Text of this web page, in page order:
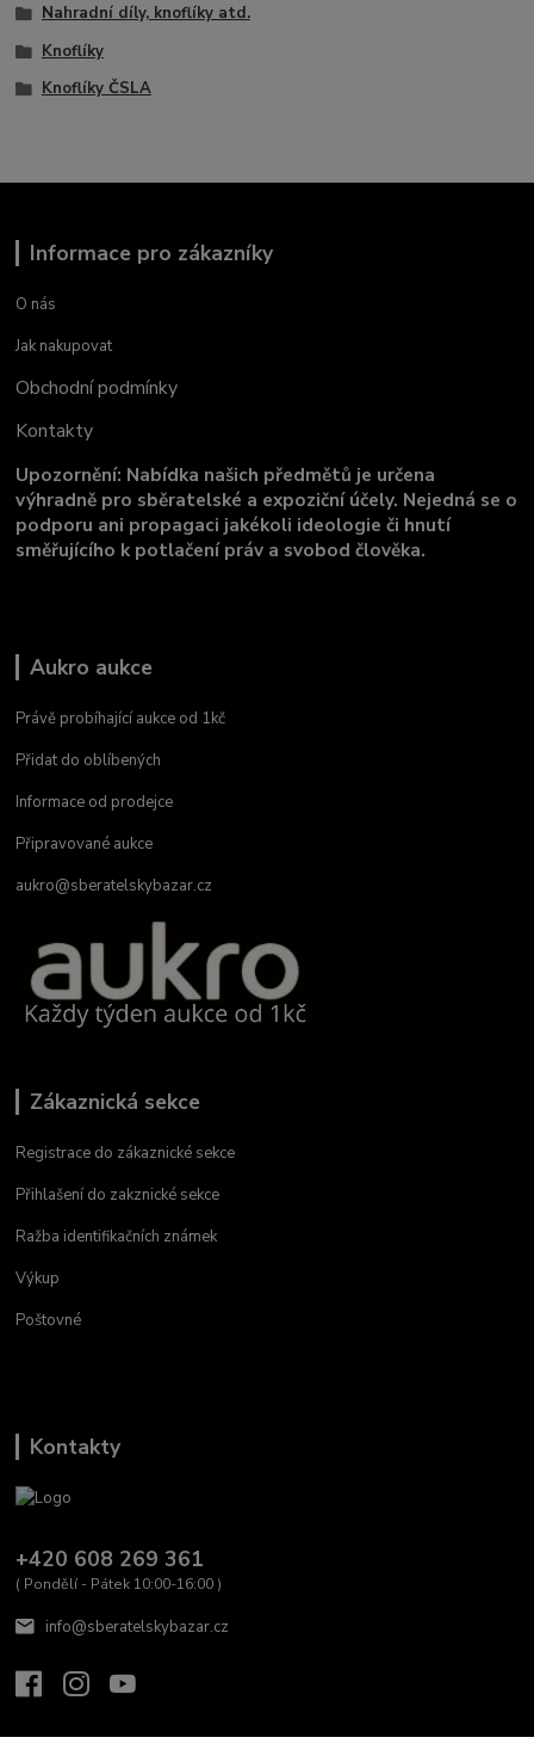
Nahradní díly, knoflíky atd.
Knoflíky
Knoflíky ČSLA
Informace pro zákazníky
O nás
Jak nakupovat
Obchodní podmínky
Kontakty
Upozornění: Nabídka našich předmětů je určena
výhradně pro sběratelské a expoziční účely. Nejedná se o
podporu ani propagaci jakékoli ideologie či hnutí
směřujícího k potlačení práv a svobod člověka.
Aukro aukce
Právě probíhající aukce od 1kč
Přidat do oblíbených
Informace od prodejce
Připravované aukce
aukro@sberatelskybazar.cz
Zákaznická sekce
Registrace do zákaznické sekce
Přihlašení do zakznické sekce
Ražba identifikačních známek
Výkup
Poštovné
Kontakty
+420 608 269 361
( Pondělí - Pátek 10:00-16:00 )
info@sberatelskybazar.cz